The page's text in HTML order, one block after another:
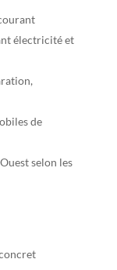
électricité et
de
selon les